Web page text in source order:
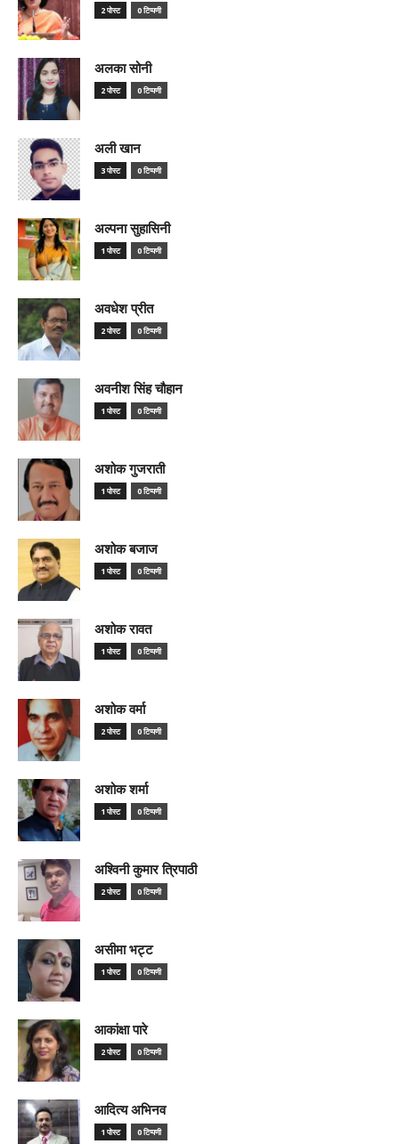
2 पोस्ट 0 टिप्पणी
अलका सोनी
2 पोस्ट 0 टिप्पणी
अली खान
3 पोस्ट 0 टिप्पणी
अल्पना सुहासिनी
1 पोस्ट 0 टिप्पणी
अवधेश प्रीत
2 पोस्ट 0 टिप्पणी
अवनीश सिंह चौहान
1 पोस्ट 0 टिप्पणी
अशोक गुजराती
1 पोस्ट 0 टिप्पणी
अशोक बजाज
1 पोस्ट 0 टिप्पणी
अशोक रावत
1 पोस्ट 0 टिप्पणी
अशोक वर्मा
2 पोस्ट 0 टिप्पणी
अशोक शर्मा
1 पोस्ट 0 टिप्पणी
अश्विनी कुमार त्रिपाठी
2 पोस्ट 0 टिप्पणी
असीमा भट्ट
1 पोस्ट 0 टिप्पणी
आकांक्षा पारे
2 पोस्ट 0 टिप्पणी
आदित्य अभिनव
1 पोस्ट 0 टिप्पणी